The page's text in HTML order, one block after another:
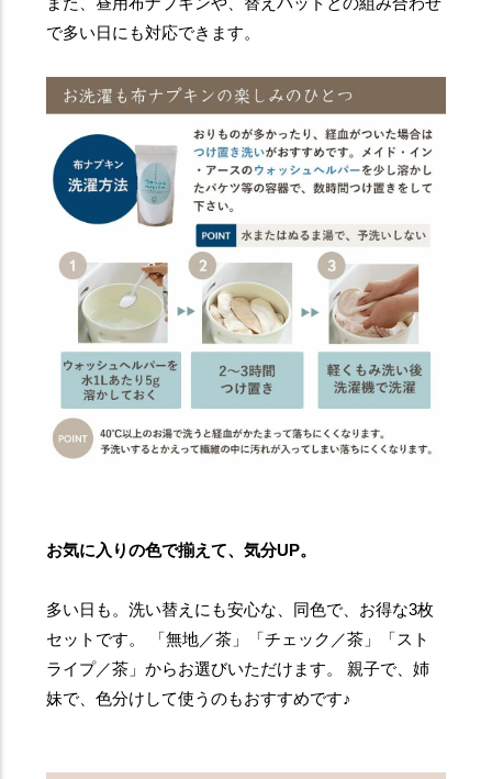
で多い日にも対応できます。
お気に入りの色で揃えて、気分UP。
多い日も。洗い替えにも安心な、同色で、お得な3枚
セットです。 「無地／茶」「チェック／茶」「スト
ライプ／茶」からお選びいただけます。 親子で、姉
妹で、色分けして使うのもおすすめです♪